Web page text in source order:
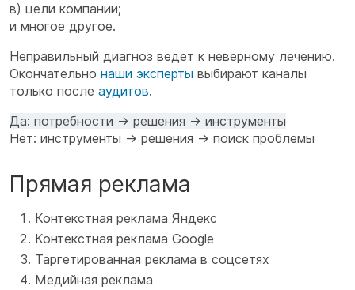
в) цели компании;
и многое другое.
Неправильный диагноз ведет к неверному лечению.
Окончательно наши эксперты выбирают каналы
только после аудитов.
Да: потребности → решения → инструменты
Нет: инструменты → решения → поиск проблемы
Прямая реклама
Контекстная реклама Яндекс
Контекстная реклама Google
Таргетированная реклама в соцсетях
Медийная реклама